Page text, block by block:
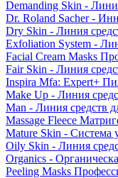
Demanding Skin -
Dr. Roland Sacher -
Dry Skin - Линия
Exfoliation System -
Facial Cream Masks
Fair Skin - Линия
Inspira Mfa: Expert+
Make Up - Линия
Man - Линия средств
Massage Fleece
Mature Skin - Система
Oily Skin - Линия
Organics -
Peeling Masks